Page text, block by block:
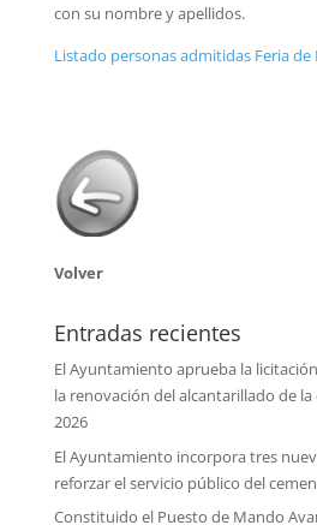
con su nombre y apellidos.
Listado personas admitidas Feria de
Volver
Entradas recientes
El Ayuntamiento aprueba la
la renovación del alcantarillado de la
2026
El Ayuntamiento incorpora tres
reforzar el servicio público del
Constituido el Puesto de Mando